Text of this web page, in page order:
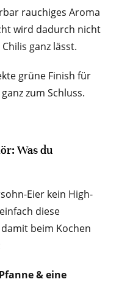
rauchiges Aroma
wird dadurch nicht
ganz lässt.
grüne Finish für
zum Schluss.
Was du
Eier kein High-
diese
beim Kochen
& eine